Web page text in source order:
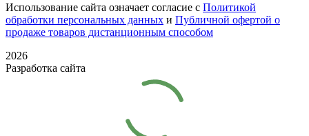
Использование сайта означает согласие с Политикой
обработки персональных данных и Публичной офертой о
продаже товаров дистанционным способом
2026
Разработка сайта